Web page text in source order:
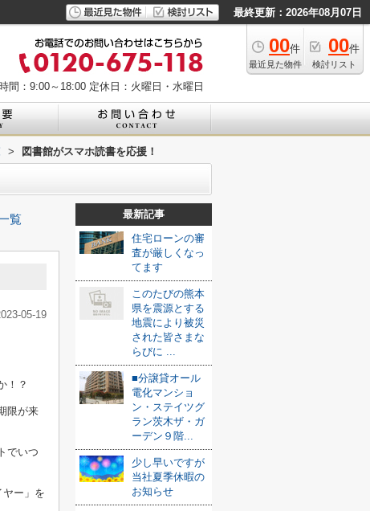
最終更新：2026年08月07日
00件
最近見た物件
00件
検討リスト
間：9:00～18:00 定休日：火曜日・水曜日
> 図書館がスマホ読書を応援！
覧
05-19
！？
限が来
でいつ
ー」を
最新記事
住宅ローンの審
査が厳しくなっ
てます
このたびの熊本
県を震源とする
地震により被災
された皆さまな
らびに ...
■分譲貸オール
電化マンショ
ン・ステイツグ
ラン茨木ザ・ガ
ーデン９階...
少し早いですが
当社夏季休暇の
お知らせ